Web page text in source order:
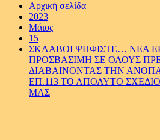
Αρχική σελίδα
2023
Μάιος
15
ΣΚΛΑΒΟΙ ΨΗΦΙΣΤΕ… ΝΕΑ
ΠΡΟΣΒΑΣΙΜΗ ΣΕ ΟΛΟΥΣ
ΔΙΑΒΑΙΝΟΝΤΑΣ ΤΗΝ
ΕΠ.113 ΤΟ ΑΠΟΛΥΤΟ
ΜΑΣ